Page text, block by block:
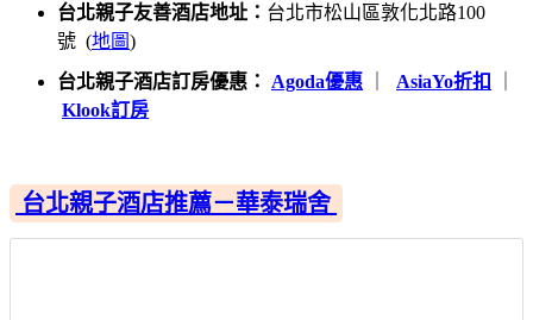
台北親子友善酒店地址： 台北市松山區敦化北路100
號 (地圖)
台北親子酒店訂房優惠：
Agoda優惠 AsiaYo折扣
Klook訂房
台北親子酒店推薦－華泰瑞舍